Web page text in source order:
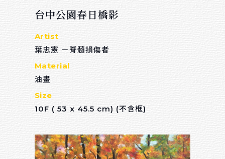
連絡我們
招募夥伴
Sort by material
壓克力顏料
粉蠟筆
台中公園春日橋影
Artist
葉忠憲 －脊髓損傷者
Material
油畫
Size
10F ( 53 x 45.5 cm) (不含框)